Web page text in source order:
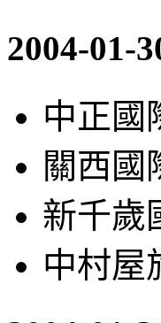
2004-
中正國
關西國
新千歲
中村屋